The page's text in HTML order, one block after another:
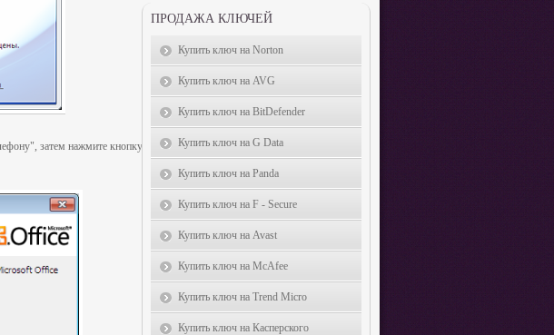
", затем нажмите кнопку
ПРОДАЖА КЛЮЧЕЙ
Купить ключ на Norton
Купить ключ на AVG
Купить ключ на BitDefender
Купить ключ на G Data
Купить ключ на Panda
Купить ключ на F - Secure
Купить ключ на Avast
Купить ключ на McAfee
Купить ключ на Trend Micro
Купить ключ на Касперского